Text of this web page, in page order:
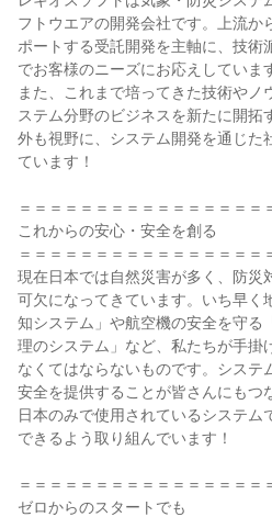
フトウエアの開発会社です。上流か
ポートする受託開発を主軸に、技術
でお客様のニーズにお応えしていま
また、これまで培ってきた技術やノ
ステム分野のビジネスを新たに開拓
外も視野に、システム開発を通じた
ています！
＝＝＝＝＝＝＝＝＝＝＝＝＝＝＝＝
これからの安心・安全を創る
＝＝＝＝＝＝＝＝＝＝＝＝＝＝＝＝
現在日本では自然災害が多く、防災
可欠になってきています。いち早く
知システム」や航空機の安全を守る
理のシステム」など、私たちが手掛
なくてはならないものです。システ
安全を提供することが皆さんにもつ
日本のみで使用されているシステム
できるよう取り組んでいます！
＝＝＝＝＝＝＝＝＝＝＝＝＝＝＝＝
ゼロからのスタートでも